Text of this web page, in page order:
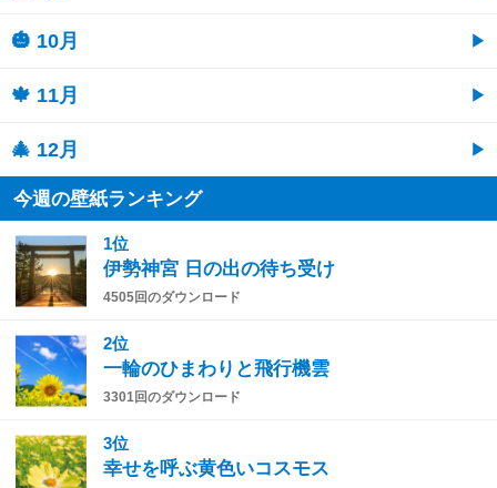
🎃 10月
🍁 11月
🎄 12月
今週の壁紙ランキング
1位
伊勢神宮 日の出の待ち受け
4505回のダウンロード
2位
一輪のひまわりと飛行機雲
3301回のダウンロード
3位
幸せを呼ぶ黄色いコスモス